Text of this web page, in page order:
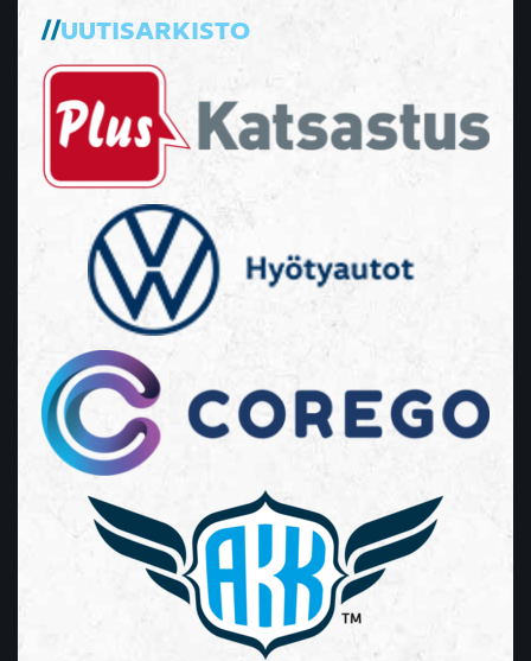
UUTISARKISTO